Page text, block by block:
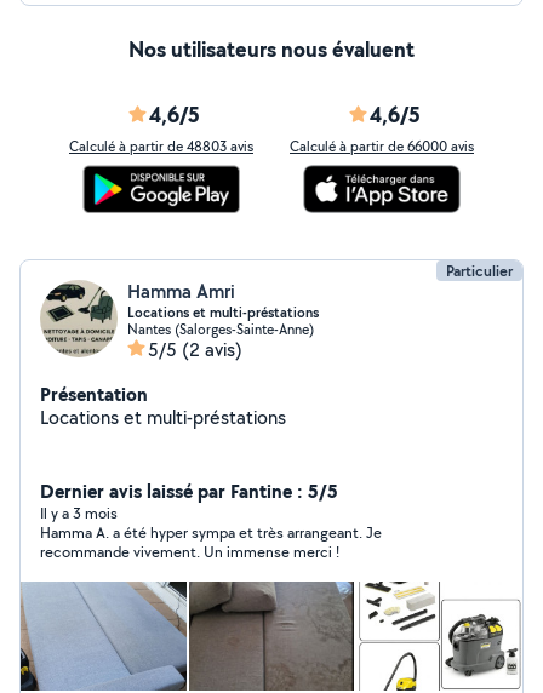
cordialement.
Nos utilisateurs nous évaluent
4,6/5
Calculé à partir de 48803 avis
4,6/5
Calculé à partir de 66000 avis
Particulier
Hamma Amri
Locations et multi-préstations
Nantes (Salorges-Sainte-Anne)
5/5 (2 avis)
Présentation
Locations et multi-préstations
Dernier avis laissé par Fantine : 5/5
Il y a 3 mois
Hamma A. a été hyper sympa et très arrangeant. Je
recommande vivement. Un immense merci !